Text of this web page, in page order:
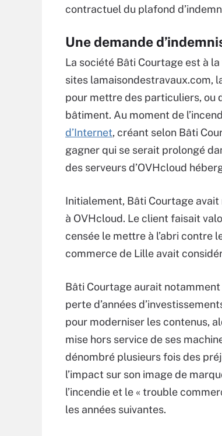
contractuel du plafond
Une demande
La société Bâti Courtage est à
sites lamaisondestravaux.com,
pour mettre des particuliers, ou
bâtiment. Au moment de
d’Internet, créant selon Bâti
gagner qui se serait prolongé
des serveurs d’OVHcloud
Initialement, Bâti Courtage
à OVHcloud. Le client faisait
censée le mettre à l’abri contre
commerce de Lille avait
Bâti Courtage aurait
perte d’années
pour moderniser les contenus,
mise hors service de ses
dénombré plusieurs fois des
l’impact sur son image de
l’incendie et le « trouble
les années suivantes.